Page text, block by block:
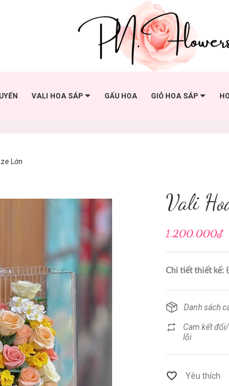
VALI HOA SÁP GẤU HOA GIỎ HOA SÁP
Lớn
Vali
1.200.000₫
Chi tiết thiết kế:
Danh sách
Cam kết
lỗi